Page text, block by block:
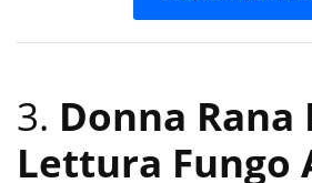
3. Donna
Lettura Fungo